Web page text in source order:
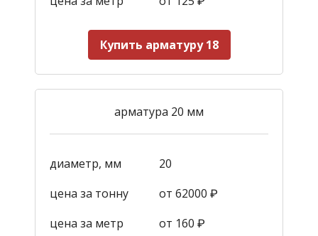
Купить арматуру 18
арматура 20 мм
диаметр, мм
20
цена за тонну
от 62000 ₽
цена за метр
от 160 ₽